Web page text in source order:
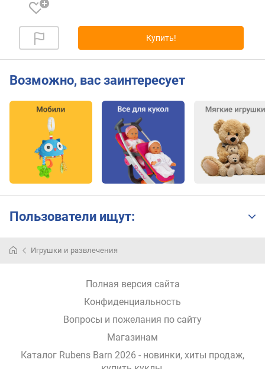
Купить!
Возможно, вас заинтересует
Пользователи ищут:
Игрушки и развлечения
Полная версия сайта
Конфиденциальность
Вопросы и пожелания по сайту
Магазинам
Каталог Rubens Barn 2026 - новинки, хиты продаж,